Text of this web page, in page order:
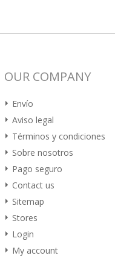
OUR COMPANY
Envío
Aviso legal
Términos y condiciones
Sobre nosotros
Pago seguro
Contact us
Sitemap
Stores
Login
My account